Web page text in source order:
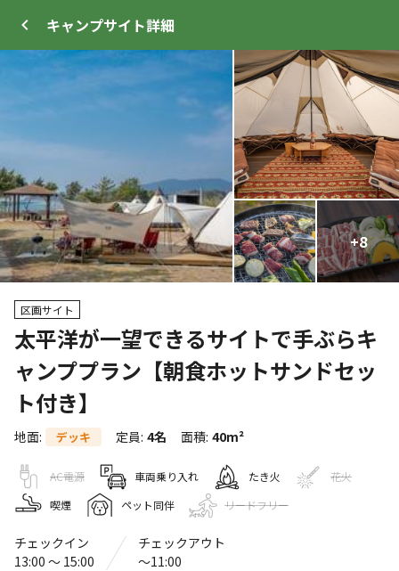
キャンプサイト詳細
+8
区画サイト
太平洋が一望できるサイトで手ぶらキ
ャンププラン【朝食ホットサンドセッ
ト付き】
地面: デッキ 定員: 4名 面積: 40m²
AC電源 車両乗り入れ たき火
花火
喫煙
ペット同伴 リードフリー
チェックイン
13:00 〜 15:00
チェックアウト
〜11:00
+14
サイト・宿泊施設
WEB予約可能 クーポン利用可
キャンプサイト
人
奈半利町海浜センター
〒781-6401高知県
奈半利町海浜センター
Googleマップで見る
灰捨て場
駐車場